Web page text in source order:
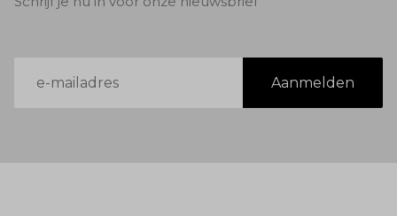
mailadres
Aanmelden